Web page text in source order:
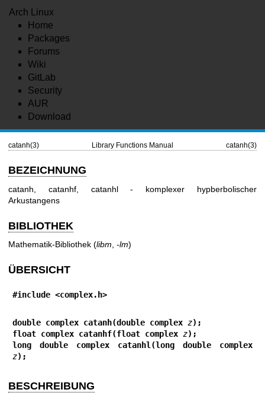
Arch Linux
Home
Packages
Forums
Wiki
GitLab
Security
AUR
Download
catanh(3) Library Functions Manual catanh(3)
BEZEICHNUNG
catanh, catanhf, catanhl - komplexer hypberbolischer
Arkustangens
BIBLIOTHEK
Mathematik-Bibliothek (libm -lm)
ÜBERSICHT
#include <complex.h>
double complex catanh(double complex z);
float complex catanhf(float complex z);
z);
BESCHREIBUNG